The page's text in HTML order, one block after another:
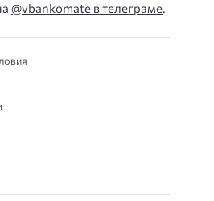
@vbankomate в телеграме.